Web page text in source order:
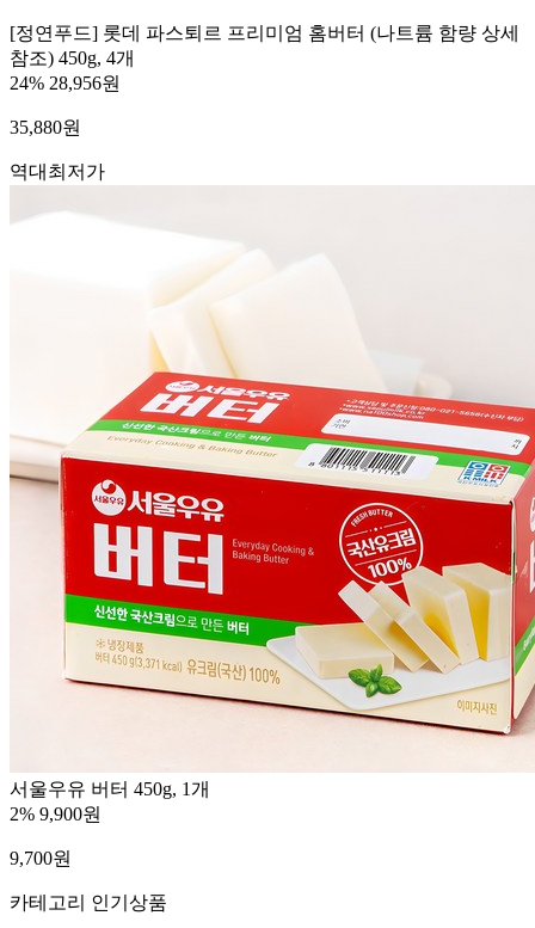
[정연푸드] 롯데 파스퇴르 프리미엄 홈버터 (나트륨 함량 상세
참조) 450g, 4개
24% 28,956원
35,880원
역대최저가
서울우유 버터 450g, 1개
2% 9,900원
9,700원
카테고리 인기상품